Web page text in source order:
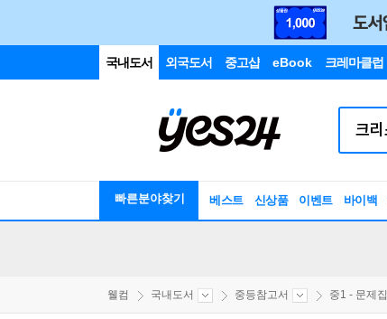
국내도서 외국도서 중고샵 eBook 크레마클럽
빠른분야찾기 베스트 신상품 이벤트 바이백
웰컴 국내도서 중등참고서 중1 - 문제집